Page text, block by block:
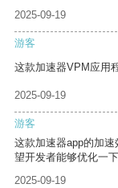
2025-09-19
游客
这款加速器VPM应用
2025-09-19
游客
这款加速器app的加
望开发者能够优化一下
2025-09-19